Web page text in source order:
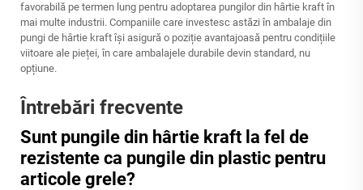
favorabilă pe termen lung pentru adoptarea pungilor din hârtie kraft în
mai multe industrii. Companiile care investesc astăzi în ambalaje din
pungi de hârtie kraft își asigură o poziție avantajoasă pentru condițiile
viitoare ale pieței, în care ambalajele durabile devin standard, nu
opțiune.
Întrebări frecvente
Sunt pungile din hârtie kraft la fel de
rezistente ca pungile din plastic pentru
articole grele?